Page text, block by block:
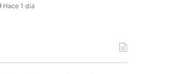
Hace 1 día